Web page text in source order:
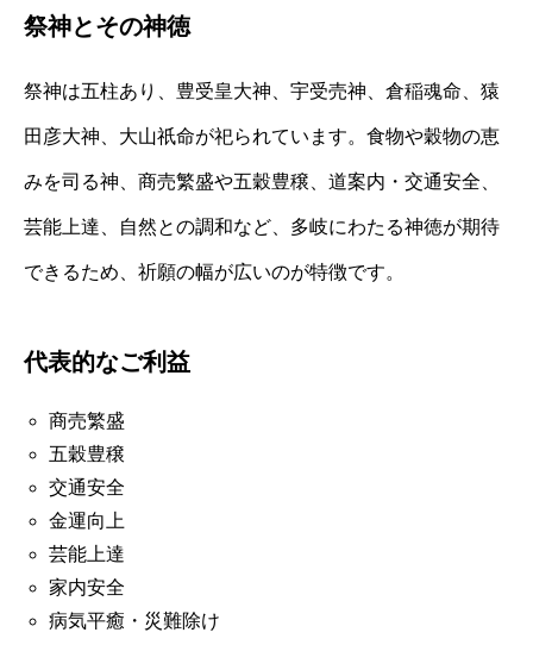
祭神とその神徳
祭神は五柱あり、豊受皇大神、宇受売神、倉稲魂命、猿
田彦大神、大山祇命が祀られています。食物や穀物の恵
みを司る神、商売繁盛や五穀豊穣、道案内・交通安全、
芸能上達、自然との調和など、多岐にわたる神徳が期待
できるため、祈願の幅が広いのが特徴です。
代表的なご利益
商売繁盛
五穀豊穣
交通安全
金運向上
芸能上達
家内安全
病気平癒・災難除け